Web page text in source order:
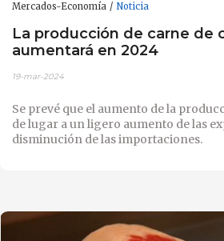
Mercados-Economía Noticia
La producción de carne de
aumentará en 2024
19-mar-2024
Se prevé que el aumento de la
de lugar a un ligero aumento de las
disminución de las importaciones.